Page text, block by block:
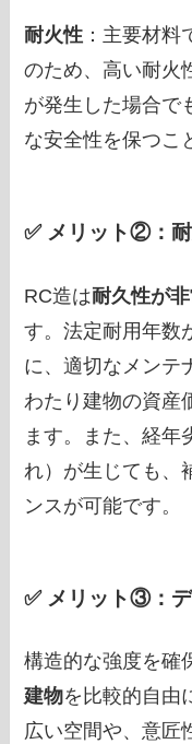
耐火性 ：主要材
のため、高い耐火
が発生した場合で
な安全性を保つこ
✅ メリット②：
RC造は耐久性が
す。法定耐用年数
に、適切なメンテ
わたり建物の資産
ます。また、経年
れ）が生じても、
ンスが可能です。
✅ メリット③：
構造的な強度を確
建物を比較的自由
広い空間や、意匠